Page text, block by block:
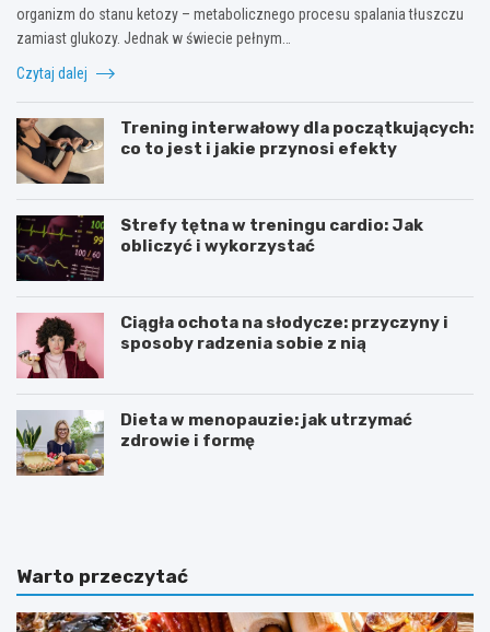
organizm do stanu ketozy – metabolicznego procesu spalania tłuszczu
zamiast glukozy. Jednak w świecie pełnym…
Czytaj dalej
Trening interwałowy dla początkujących:
co to jest i jakie przynosi efekty
Strefy tętna w treningu cardio: Jak
obliczyć i wykorzystać
Ciągła ochota na słodycze: przyczyny i
sposoby radzenia sobie z nią
Dieta w menopauzie: jak utrzymać
zdrowie i formę
J
w
i
n
Z
e
o
d
Warto przeczytać